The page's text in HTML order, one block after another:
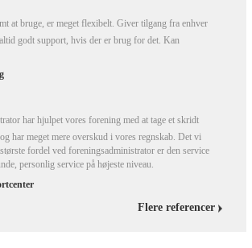
at bruge, er meget flexibelt. Giver tilgang fra enhver
godt support, hvis der er brug for det. Kan
har hjulpet vores forening med at tage et skridt
har meget mere overskud i vores regnskab. Det vi
fordel ved foreningsadministrator er den service
personlig service på højeste niveau.
Flere referencer